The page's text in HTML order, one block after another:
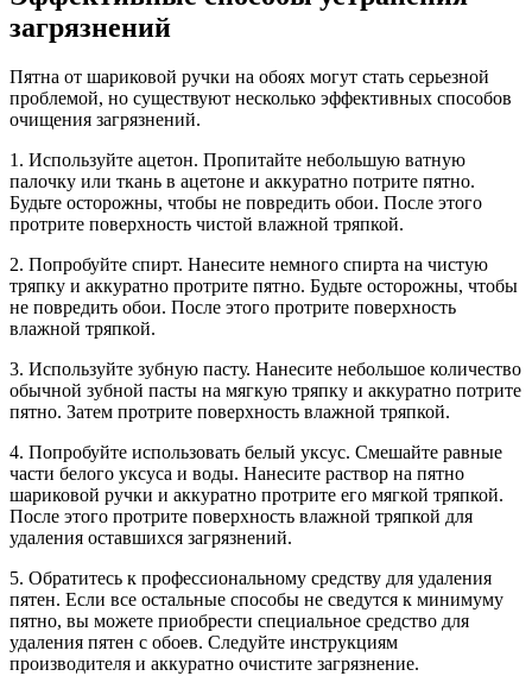
загрязнений
Пятна от шариковой ручки на обоях могут стать серьезной
проблемой, но существуют несколько эффективных способов
очищения загрязнений.
1. Используйте ацетон. Пропитайте небольшую ватную
палочку или ткань в ацетоне и аккуратно потрите пятно.
Будьте осторожны, чтобы не повредить обои. После этого
протрите поверхность чистой влажной тряпкой.
2. Попробуйте спирт. Нанесите немного спирта на чистую
тряпку и аккуратно протрите пятно. Будьте осторожны, чтобы
не повредить обои. После этого протрите поверхность
влажной тряпкой.
3. Используйте зубную пасту. Нанесите небольшое количество
обычной зубной пасты на мягкую тряпку и аккуратно потрите
пятно. Затем протрите поверхность влажной тряпкой.
4. Попробуйте использовать белый уксус. Смешайте равные
части белого уксуса и воды. Нанесите раствор на пятно
шариковой ручки и аккуратно протрите его мягкой тряпкой.
После этого протрите поверхность влажной тряпкой для
удаления оставшихся загрязнений.
5. Обратитесь к профессиональному средству для удаления
пятен. Если все остальные способы не сведутся к минимуму
пятно, вы можете приобрести специальное средство для
удаления пятен с обоев. Следуйте инструкциям
производителя и аккуратно очистите загрязнение.